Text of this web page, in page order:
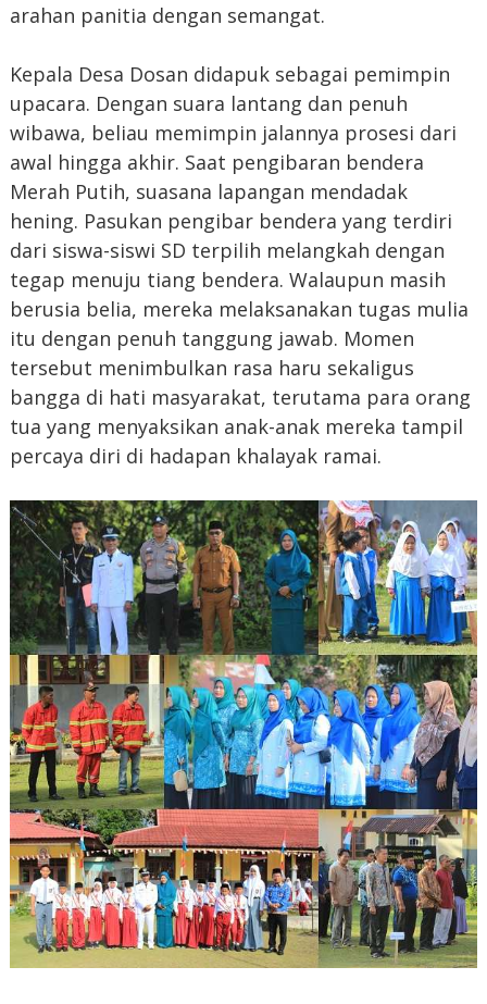
arahan panitia dengan semangat.
Kepala Desa Dosan didapuk sebagai pemimpin
upacara. Dengan suara lantang dan penuh
wibawa, beliau memimpin jalannya prosesi dari
awal hingga akhir. Saat pengibaran bendera
Merah Putih, suasana lapangan mendadak
hening. Pasukan pengibar bendera yang terdiri
dari siswa-siswi SD terpilih melangkah dengan
tegap menuju tiang bendera. Walaupun masih
berusia belia, mereka melaksanakan tugas mulia
itu dengan penuh tanggung jawab. Momen
tersebut menimbulkan rasa haru sekaligus
bangga di hati masyarakat, terutama para orang
tua yang menyaksikan anak-anak mereka tampil
percaya diri di hadapan khalayak ramai.